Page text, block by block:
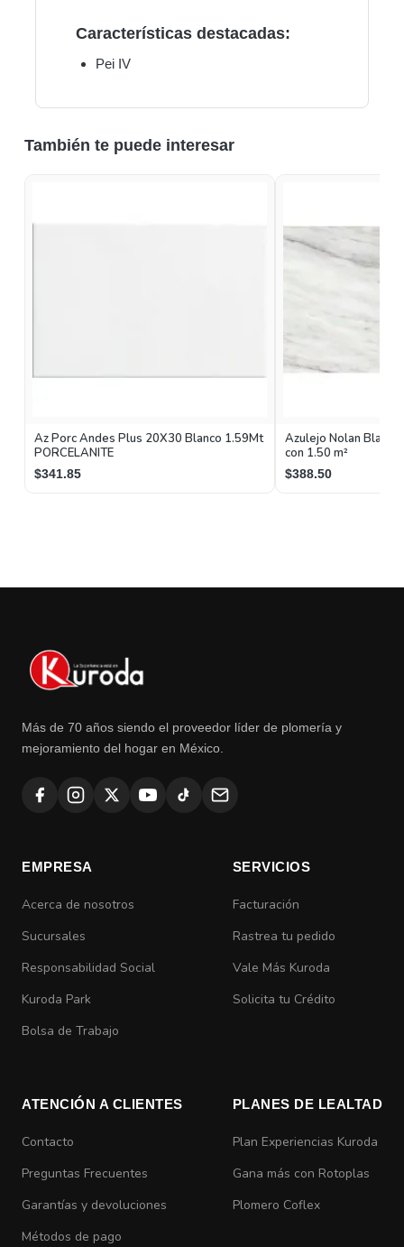
Características destacadas:
Pei IV
También te puede interesar
Az Porc Andes Plus 20X30 Blanco 1.59Mt
PORCELANITE
$341.85
Azulejo Nolan Blanco
con 1.50 m²
$388.50
Más de 70 años siendo el proveedor líder de plomería y
mejoramiento del hogar en México.
EMPRESA
Acerca de nosotros
Sucursales
Responsabilidad Social
Kuroda Park
Bolsa de Trabajo
SERVICIOS
Facturación
Rastrea tu pedido
Vale Más Kuroda
Solicita tu Crédito
ATENCIÓN A CLIENTES
Contacto
Preguntas Frecuentes
Garantías y devoluciones
Métodos de pago
PLANES DE LEALTAD
Plan Experiencias Kuroda
Gana más con Rotoplas
Plomero Coflex